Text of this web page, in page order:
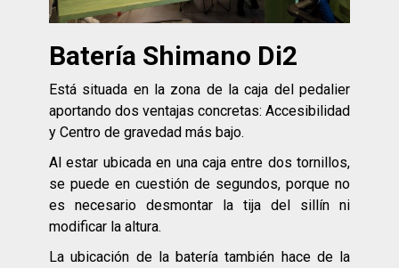
Batería Shimano Di2
Está situada en la zona de la caja del pedalier
aportando dos ventajas concretas: Accesibilidad
y Centro de gravedad más bajo.
Al estar ubicada en una caja entre dos tornillos,
se puede en cuestión de segundos, porque no
es necesario desmontar la tija del sillín ni
modificar la altura.
La ubicación de la batería también hace de la